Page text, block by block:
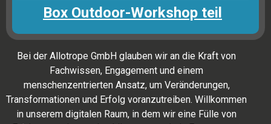
Box Outdoor-Workshop teil
Bei der Allotrope GmbH glauben wir an die Kraft von
Fachwissen, Engagement und einem
menschenzentrierten Ansatz, um Veränderungen,
Transformationen und Erfolg voranzutreiben. Willkommen
in unserem digitalen Raum, in dem wir eine Fülle von